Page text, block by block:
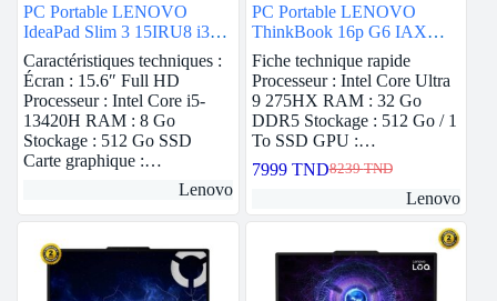
PC Portable LENOVO
IdeaPad Slim 3 15IRU8 i3
13ème Gén 8G 512Go SSD
– Gris
Caractéristiques techniques :
Écran : 15.6″ Full HD
Processeur : Intel Core i5-
13420H RAM : 8 Go
Stockage : 512 Go SSD
Carte graphique :…
Lenovo
PC Portable LENOVO
ThinkBook 16p G6 IAX
Ultra 9 275HX 32Go RTX
5060
Fiche technique rapide
Processeur : Intel Core Ultra
9 275HX RAM : 32 Go
DDR5 Stockage : 512 Go / 1
To SSD GPU :…
8239TND
Le
initial
8239 TND.
7999 TNDLe
actuel
7999 TND.
Lenovo